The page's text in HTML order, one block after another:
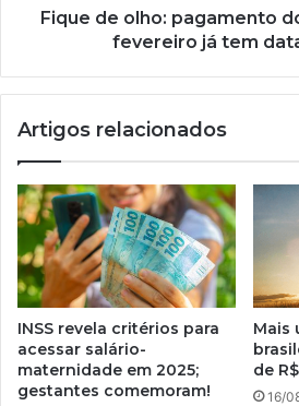
fevereiro
Fique de olho: pagamento
fevereiro já tem
Artigos relacionados
INSS revela critérios para
acessar salário-
maternidade em 2025;
gestantes comemoram!
Mais
de
16/